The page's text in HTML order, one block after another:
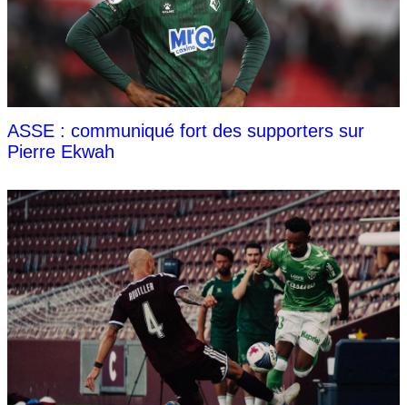
ASSE : communiqué fort des supporters sur
Pierre Ekwah